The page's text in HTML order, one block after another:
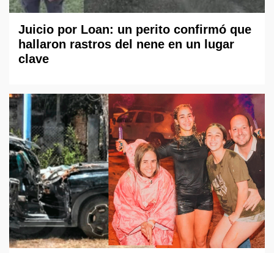
Juicio por Loan: un perito confirmó que
hallaron rastros del nene en un lugar
clave